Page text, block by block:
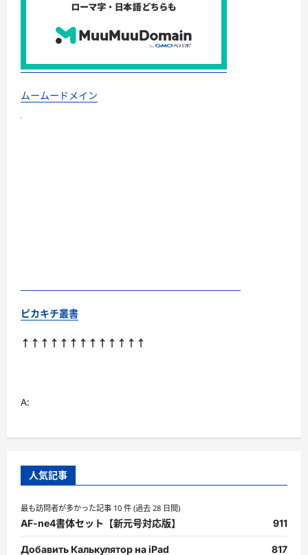
ムームードメイン
ピカキチ叢書
↑↑↑↑↑↑↑↑↑↑↑↑↑
A:
人気記事
最も訪問者が多かった記事 10 件 (過去 28 日間)
AF-ne4書体セット【新元号対応版】 911
Добавить Калькулятор на iPad 817